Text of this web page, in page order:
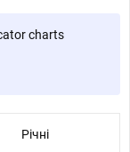
charts
Річні